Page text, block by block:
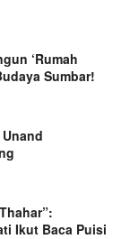
‘Rumah
Sumbar!
Unand
Ikut Baca Puisi